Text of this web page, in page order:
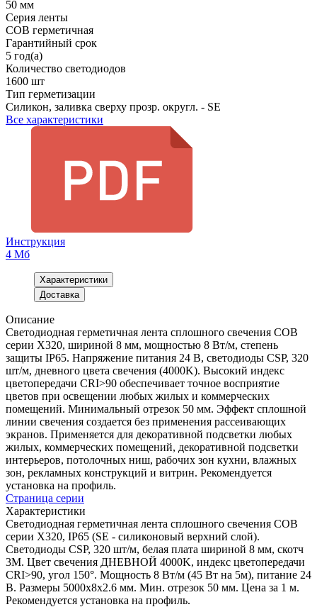
50 мм
Серия ленты
COB герметичная
Гарантийный срок
5 год(а)
Количество светодиодов
1600 шт
Тип герметизации
Силикон, заливка сверху прозр. округл. - SE
Все характеристики
Инструкция
4 Мб
Характеристики
Доставка
Описание
Светодиодная герметичная лента сплошного свечения COB
серии X320, шириной 8 мм, мощностью 8 Вт/м, степень
защиты IP65. Напряжение питания 24 В, светодиоды CSP, 320
шт/м, дневного цвета свечения (4000K). Высокий индекс
цветопередачи CRI>90 обеспечивает точное восприятие
цветов при освещении любых жилых и коммерческих
помещений. Минимальный отрезок 50 мм. Эффект сплошной
линии свечения создается без применения рассеивающих
экранов. Применяется для декоративной подсветки любых
жилых, коммерческих помещений, декоративной подсветки
интерьеров, потолочных ниш, рабочих зон кухни, влажных
зон, рекламных конструкций и витрин. Рекомендуется
установка на профиль.
Страница серии
Характеристики
Светодиодная герметичная лента сплошного свечения COB
серии X320, IP65 (SE - силиконовый верхний слой).
Светодиоды CSP, 320 шт/м, белая плата шириной 8 мм, скотч
3M. Цвет свечения ДНЕВНОЙ 4000K, индекс цветопередачи
CRI>90, угол 150°. Мощность 8 Вт/м (45 Вт на 5м), питание 24
В. Размеры 5000х8х2.6 мм. Мин. отрезок 50 мм. Цена за 1 м.
Рекомендуется установка на профиль.